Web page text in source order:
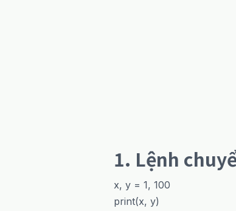
1. Lệnh
x, y = 1, 100
print(x, y)